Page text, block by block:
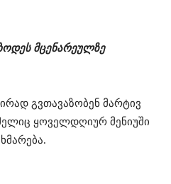
მცენარეულზე
გვთავაზობენ მარტივ
ყოველდღიურ მენიუში